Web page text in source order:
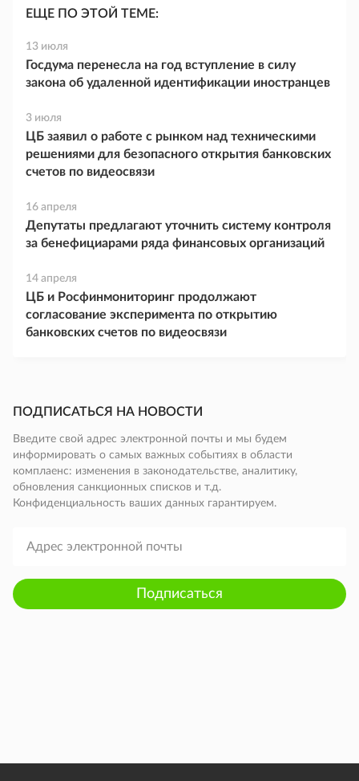
ЕЩЕ ПО ЭТОЙ ТЕМЕ:
13 июля
Госдума перенесла на год вступление в силу
закона об удаленной идентификации иностранцев
3 июля
ЦБ заявил о работе с рынком над техническими
решениями для безопасного открытия банковских
счетов по видеосвязи
16 апреля
Депутаты предлагают уточнить систему контроля
за бенефициарами ряда финансовых организаций
14 апреля
ЦБ и Росфинмониторинг продолжают
согласование эксперимента по открытию
банковских счетов по видеосвязи
ПОДПИСАТЬСЯ НА НОВОСТИ
Введите свой адрес электронной почты и мы будем
информировать о самых важных событиях в области
комплаенс: изменения в законодательстве, аналитику,
обновления санкционных списков и т.д.
Конфиденциальность ваших данных гарантируем.
Подписаться